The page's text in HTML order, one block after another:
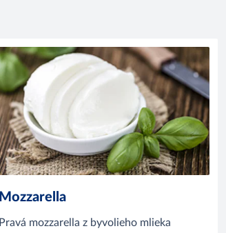
Mozzarella
Pravá mozzarella z byvolieho mlieka